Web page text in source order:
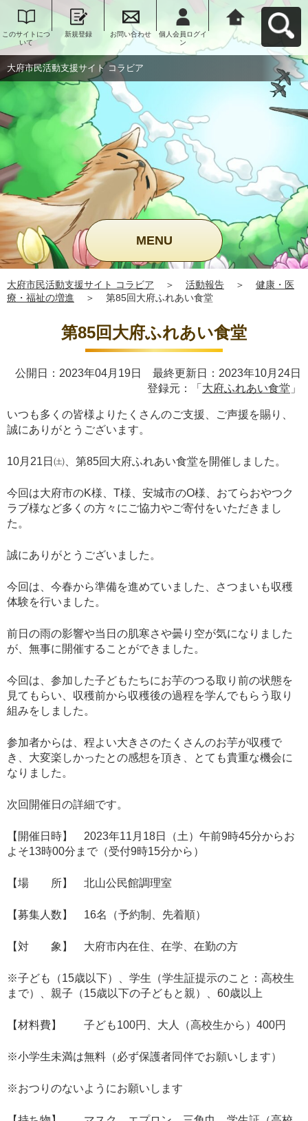
このサイトにつ
いて
新規登録 お問い合わせ
個人会員ログイ
ン
大府市民活動支
援サイト コラビ
アへ戻る
大府市民活動支援サイト コラビア
MENU
大府市民活動支援サイト コラビア ＞ 活動報告 ＞
健康・医
療・福祉の増進
＞ 第85回大府ふれあい食堂
第85回大府ふれあい食堂
公開日：2023年04月19日 最終更新日：2023年10月24日
登録元：「 大府ふれあい食堂 」
いつも多くの皆様よりたくさんのご支援、ご声援を賜り、
誠にありがとうございます。
10月21日㈯、第85回大府ふれあい食堂を開催しました。
今回は大府市のK様、T様、安城市のO様、おてらおやつク
ラブ様など多くの方々にご協力やご寄付をいただきまし
た。
誠にありがとうございました。
今回は、今春から準備を進めていました、さつまいも収穫
体験を行いました。
前日の雨の影響や当日の肌寒さや曇り空が気になりました
が、無事に開催することができました。
今回は、参加した子どもたちにお芋のつる取り前の状態を
見てもらい、収穫前から収穫後の過程を学んでもらう取り
組みをしました。
参加者からは、程よい大きさのたくさんのお芋が収穫で
き、大変楽しかったとの感想を頂き、とても貴重な機会に
なりました。
次回開催日の詳細です。
【開催日時】 2023年11月18日（土）午前9時45分からお
よそ13時00分まで（受付9時15分から）
【場 所】 北山公民館調理室
【募集人数】 16名（予約制、先着順）
【対 象】 大府市内在住、在学、在勤の方
※子ども（15歳以下）、学生（学生証提示のこと：高校生
まで）、親子（15歳以下の子どもと親）、60歳以上
【材料費】 子ども100円、大人（高校生から）400円
※小学生未満は無料（必ず保護者同伴でお願いします）
※おつりのないようにお願いします